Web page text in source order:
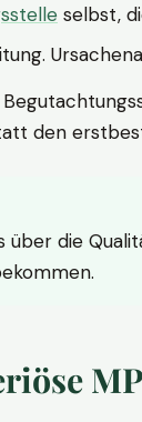
selbst,
den
über die